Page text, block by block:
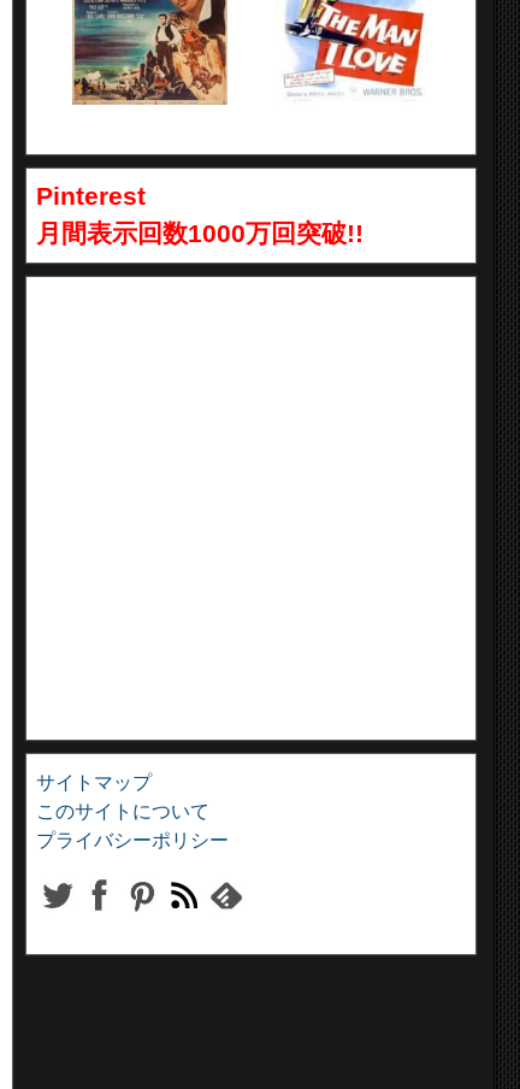
Pinterest
月間表示回数1000万回突破!!
サイトマップ
このサイトについて
プライバシーポリシー